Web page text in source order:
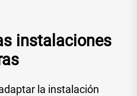
instalaciones
la instalación